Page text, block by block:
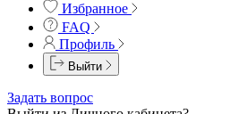
Избранное
FAQ
Профиль
Выйти
Задать вопрос